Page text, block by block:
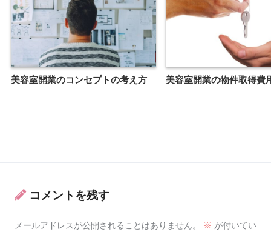
美容室開業のコンセプトの考え方 美容室開業の物件取得費
コメントを残す
メールアドレスが公開されることはありません。 ※ が付いてい